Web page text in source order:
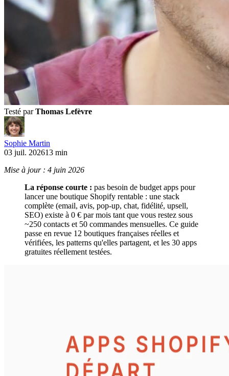
Testé parThomas Lefèvre
Sophie Martin
03 juil. 202613 min
Mise à jour : 4 juin 2026
La réponse courte : pas besoin de budget apps pour
lancer une boutique Shopify rentable : une stack
complète (email, avis, pop-up, chat, fidélité, upsell,
SEO) existe à 0 € par mois tant que vous restez sous
~250 contacts et 50 commandes mensuelles. Ce guide
passe en revue 12 boutiques françaises réelles et
vérifiées, les patterns qu'elles partagent, et les 30 apps
gratuites réellement testées.